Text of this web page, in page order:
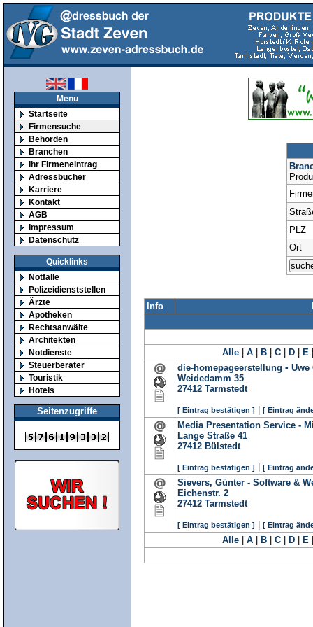
Menu
Startseite
Firmensuche
Behörden
Branchen
Ihr Firmeneintrag
Adressbücher
Karriere
Kontakt
AGB
Impressum
Datenschutz
Quicklinks
Notfälle
Polizeidienststellen
Ärzte
Apotheken
Rechtsanwälte
Architekten
Notdienste
Steuerberater
Touristik
Hotels
Seitenzugriffe
PLZ
Ort
Info
Alle A B C D E
die-homepageerstellung • Uwe
Weidedamm 35
27412 Tarmstedt
[ Eintrag bestätigen ] [ Eintrag
Media Presentation Service -
Lange Straße 41
27412 Bülstedt
[ Eintrag bestätigen ] [ Eintrag
Sievers, Günter - Software &
Eichenstr. 2
27412 Tarmstedt
[ Eintrag bestätigen ] [ Eintrag
Alle A B C D E